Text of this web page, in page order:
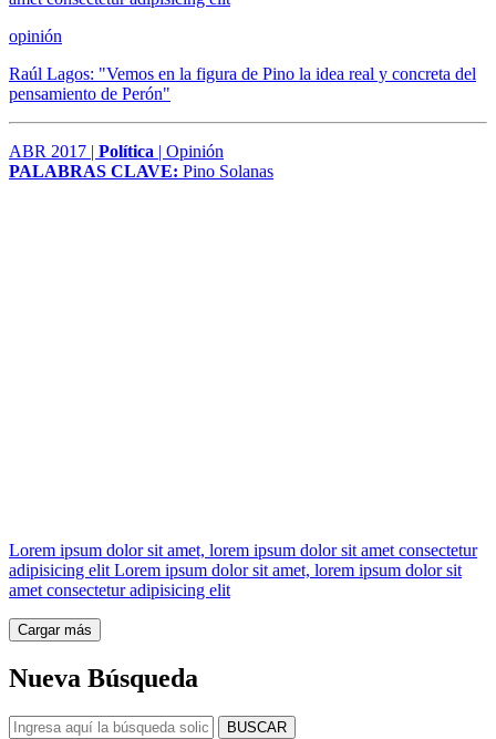
opinión
Raúl Lagos: "Vemos en la figura de Pino la idea real y concreta del
pensamiento de Perón"
ABR 2017 | Política | Opinión
PALABRAS CLAVE: Pino Solanas
Lorem ipsum dolor sit amet, lorem ipsum dolor sit amet consectetur
adipisicing elit Lorem ipsum dolor sit amet, lorem ipsum dolor sit
amet consectetur adipisicing elit
Cargar más
Nueva Búsqueda
BUSCAR